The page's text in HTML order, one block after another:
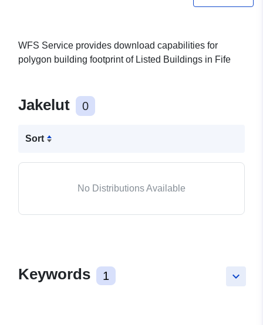
WFS Service provides download capabilities for
polygon building footprint of Listed Buildings in Fife
Jakelut 0
Sort
No Distributions Available
keyboard_arrow_down
Keywords 1